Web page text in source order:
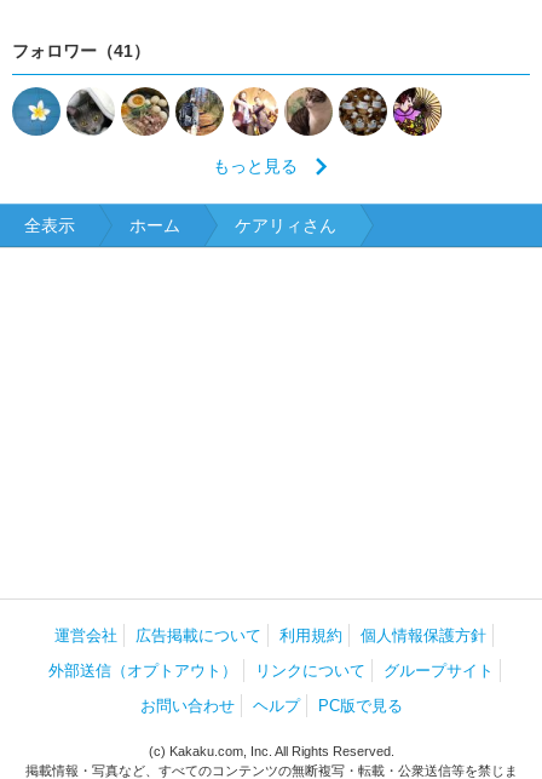
フォロワー（41）
もっと見る
全表示 ホーム ケアリィさん
運営会社 広告掲載について 利用規約
個人情報保護方針
外部送信（オプトアウト）
リンクについて
グループサイト
お問い合わせ
ヘルプ PC版で見る
(c) Kakaku.com, Inc. All Rights Reserved.
掲載情報・写真など、すべてのコンテンツの無断複写・転載・公衆送信等を禁じま